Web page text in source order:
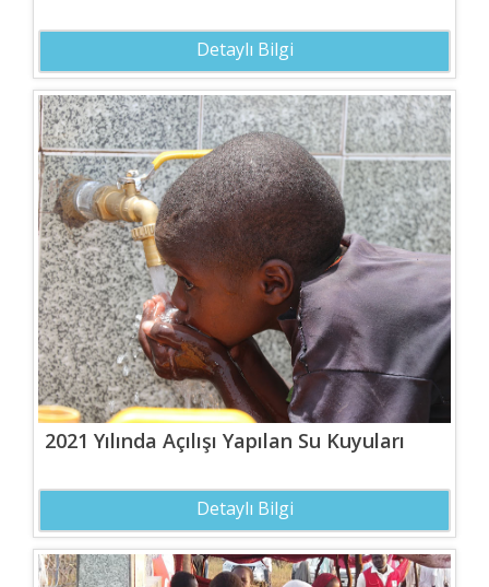
Detaylı Bilgi
2021 Yılında Açılışı Yapılan Su Kuyuları
Detaylı Bilgi